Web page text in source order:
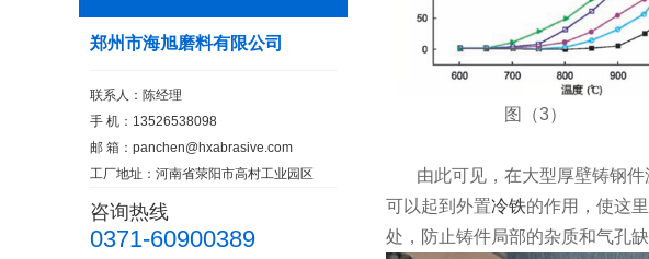
郑州市海旭磨料有限公司
联系人：陈经理
手 机：13526538098
邮 箱： panchen@hxabrasive.com
工厂地址：河南省荥阳市高村工业园区
咨询热线
0371-60900389
图（3）
由此可见，在大型厚壁铸钢件
可以起到外置冷铁的作用，使这
处，防止铸件局部的杂质和气孔缺